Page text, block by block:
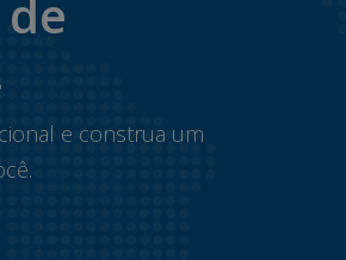
e construa um